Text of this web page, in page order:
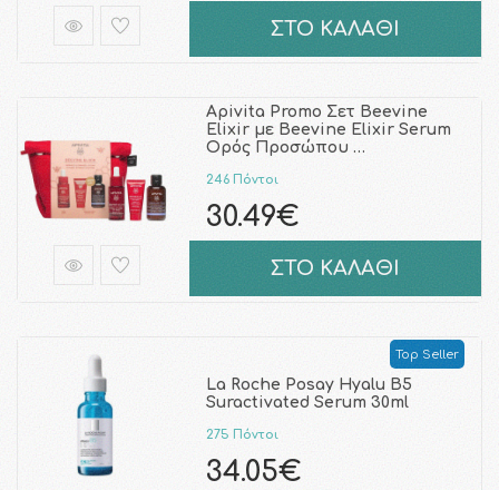
ΣΤΟ ΚΑΛΑΘΙ
Apivita Promo Σετ Beevine
Elixir με Beevine Elixir Serum
Ορός Προσώπου …
246 Πόντοι
30.49€
ΣΤΟ ΚΑΛΑΘΙ
Top Seller
La Roche Posay Hyalu B5
Suractivated Serum 30ml
275 Πόντοι
34.05€